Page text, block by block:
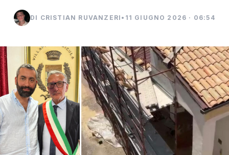
DI CRISTIAN RUVANZERI • 11 GIUGNO 2026 · 06:54